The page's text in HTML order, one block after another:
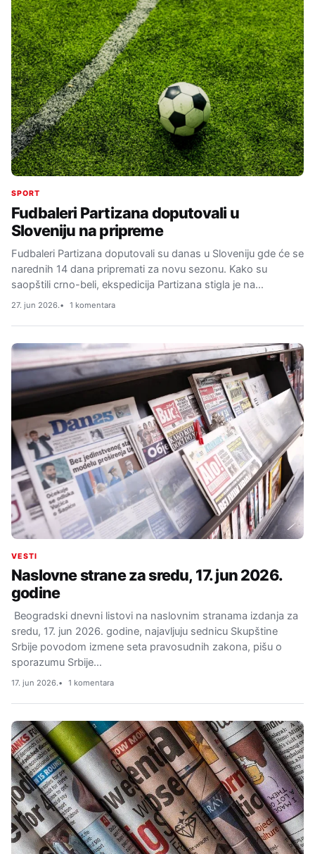
SPORT
Fudbaleri Partizana doputovali u
Sloveniju na pripreme
Fudbaleri Partizana doputovali su danas u Sloveniju gde će se
narednih 14 dana pripremati za novu sezonu. Kako su
saopštili crno-beli, ekspedicija Partizana stigla je na…
27. jun 2026. 1 komentara
VESTI
Naslovne strane za sredu, 17. jun 2026.
godine
Beogradski dnevni listovi na naslovnim stranama izdanja za
sredu, 17. jun 2026. godine, najavljuju sednicu Skupštine
Srbije povodom izmene seta pravosudnih zakona, pišu o
sporazumu Srbije…
17. jun 2026. 1 komentara